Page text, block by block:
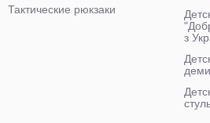
Тактические рюкзаки
з